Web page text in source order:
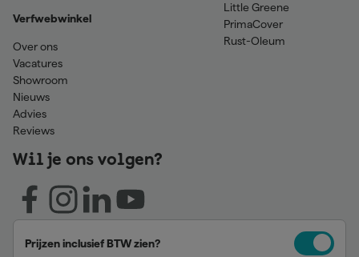
Verfwebwinkel
Over ons
Vacatures
Showroom
Nieuws
Advies
Reviews
Little Greene
PrimaCover
Rust-Oleum
Wil je ons volgen?
Prijzen inclusief BTW zien?